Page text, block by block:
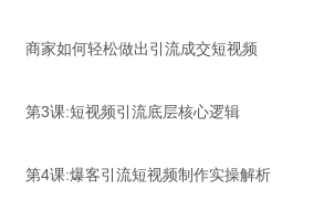
商家如何轻松做出引流成交短视频
第3课:短视频引流底层核心逻辑
第4课:爆客引流短视频制作实操解析